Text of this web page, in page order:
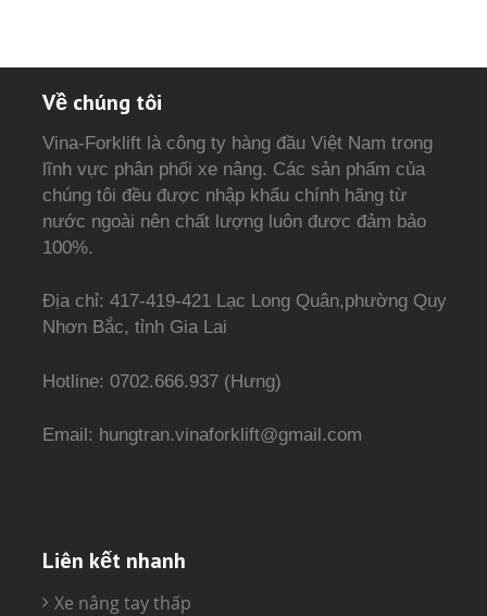
Về chúng tôi
Vina-Forklift là công ty hàng đầu Việt Nam trong
lĩnh vực phân phối xe nâng. Các sản phẩm của
chúng tôi đều được nhập khẩu chính hãng từ
nước ngoài nên chất lượng luôn được đảm bảo
100%.
Địa chỉ: 417-419-421 Lạc Long Quân,phường Quy
Nhơn Bắc, tỉnh Gia Lai
Hotline: 0702.666.937 (Hưng)
Email: hungtran.vinaforklift@gmail.com
Liên kết nhanh
Xe nâng tay thấp